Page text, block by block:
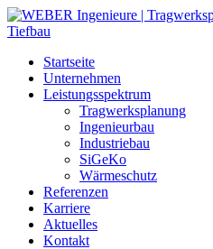
Startseite
Unternehmen
Leistungsspektrum
Tragwerksplanung
Ingenieurbau
Industriebau
SiGeKo
Wärmeschutz
Referenzen
Karriere
Aktuelles
Kontakt